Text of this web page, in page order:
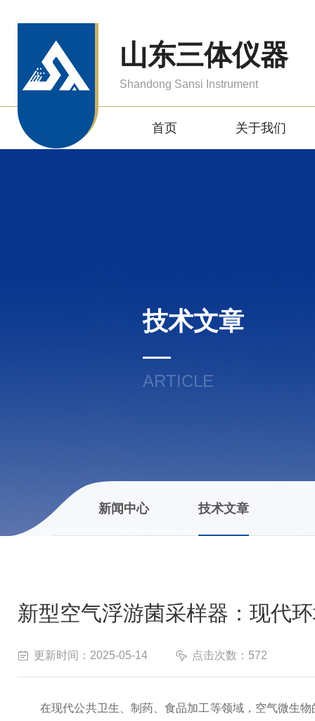
山东三体仪器
Shandong Sansi Instrument
首页 关于我们
技术文章
ARTICLE
新闻中心 技术文章
新型空气浮游菌采样器：现代
更新时间：2025-05-14 点击次数：572
在现代公共卫生、制药、食品加工等领域，空气微生